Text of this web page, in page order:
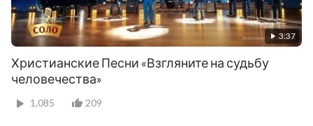
3:37
Христианские Песни «Взгляните на судьбу
человечества»
1,085 209